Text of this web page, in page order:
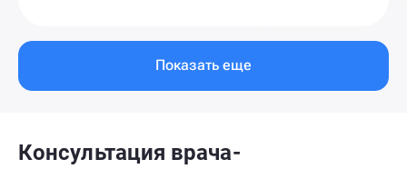
Показать еще
Консультация врача-